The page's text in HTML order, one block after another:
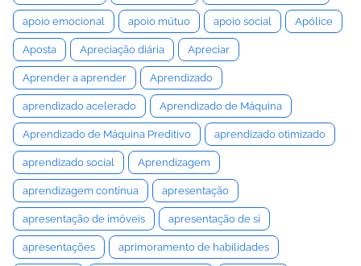
apoio emocional apoio mútuo apoio social Apólice
Aposta Apreciação diária Apreciar
Aprender a aprender Aprendizado
aprendizado acelerado Aprendizado de Máquina
Aprendizado de Máquina Preditivo aprendizado otimizado
aprendizado social Aprendizagem
aprendizagem contínua apresentação
apresentação de imóveis apresentação de si
apresentações aprimoramento de habilidades